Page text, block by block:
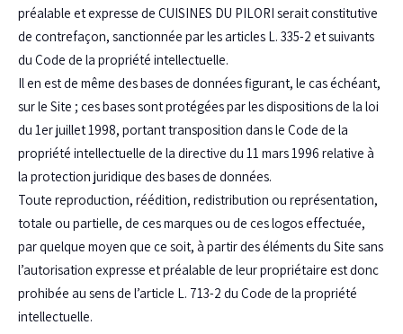
préalable et expresse de CUISINES DU PILORI serait constitutive
de contrefaçon, sanctionnée par les articles L. 335-2 et suivants
du Code de la propriété intellectuelle.
Il en est de même des bases de données figurant, le cas échéant,
sur le Site ; ces bases sont protégées par les dispositions de la loi
du 1er juillet 1998, portant transposition dans le Code de la
propriété intellectuelle de la directive du 11 mars 1996 relative à
la protection juridique des bases de données.
Toute reproduction, réédition, redistribution ou représentation,
totale ou partielle, de ces marques ou de ces logos effectuée,
par quelque moyen que ce soit, à partir des éléments du Site sans
l’autorisation expresse et préalable de leur propriétaire est donc
prohibée au sens de l’article L. 713-2 du Code de la propriété
intellectuelle.